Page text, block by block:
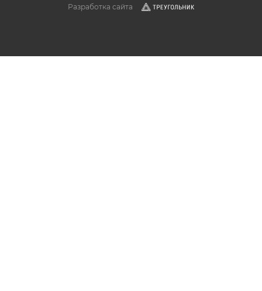
Разработка сайта